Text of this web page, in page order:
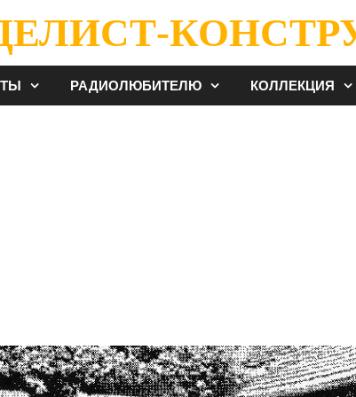
РАДИОЛЮБИТЕЛЮ КОЛЛЕКЦИЯ